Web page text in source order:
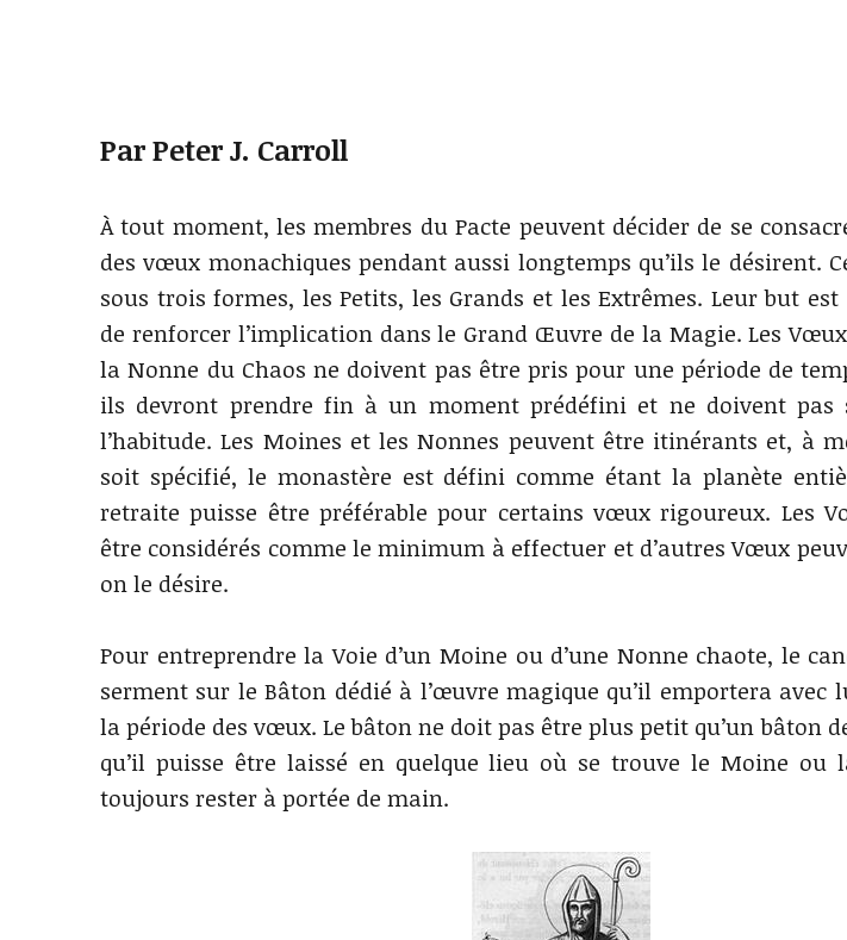
Par Peter J. Carroll
À tout moment, les membres du Pacte peuvent décider de se
des vœux monachiques pendant aussi longtemps qu’ils le désirent.
sous trois formes, les Petits, les Grands et les Extrêmes. Leur but
de renforcer l’implication dans le Grand Œuvre de la Magie. Les
la Nonne du Chaos ne doivent pas être pris pour une période de
ils devront prendre fin à un moment prédéfini et ne doivent pas
l’habitude. Les Moines et les Nonnes peuvent être itinérants et, à
soit spécifié, le monastère est défini comme étant la planète
retraite puisse être préférable pour certains vœux rigoureux. Les
être considérés comme le minimum à effectuer et d’autres Vœux
on le désire.
Pour entreprendre la Voie d’un Moine ou d’une Nonne chaote, le
serment sur le Bâton dédié à l’œuvre magique qu’il emportera avec
la période des vœux. Le bâton ne doit pas être plus petit qu’un bâton
qu’il puisse être laissé en quelque lieu où se trouve le Moine ou
toujours rester à portée de main.